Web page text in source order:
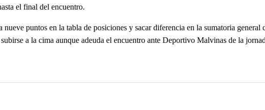
el final del encuentro.
puntos en la tabla de posiciones y sacar diferencia en la sumatoria
a la cima aunque adeuda el encuentro ante Deportivo Malvinas de la